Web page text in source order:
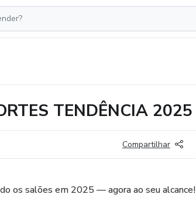
TENDÊNCIA 2025
Compartilhar
os salões em 2025 — agora ao seu alcance!